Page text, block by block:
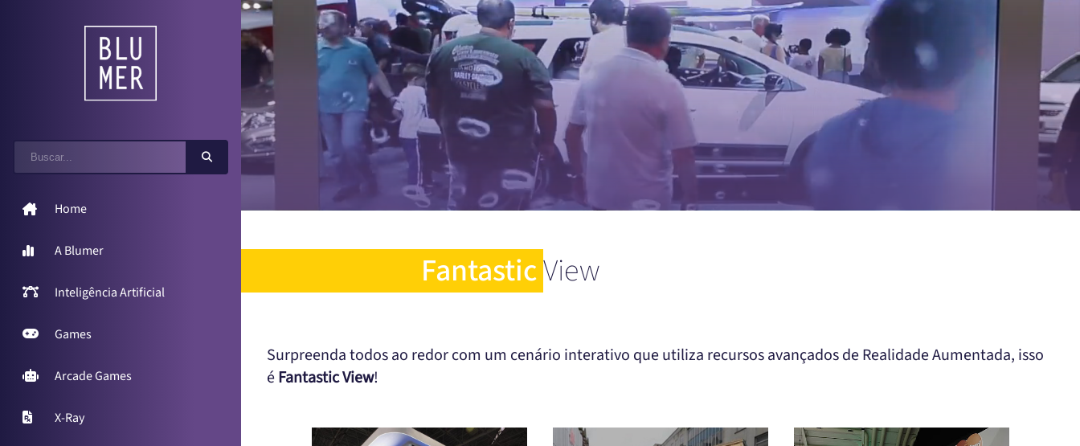
Home
A Blumer
Inteligência Artificial
Games
Arcade Games
X-Ray
FantasticView
Surpreenda todos ao redor com um cenário interativo que utiliza recursos avançados de Realidade Aumentada, isso
éFantastic View!